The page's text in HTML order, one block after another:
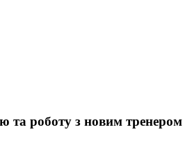
та роботу з новим тренером